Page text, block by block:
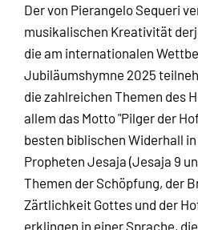
Der von Pierangelo Sequeri
musikalischen Kreativität
die am internationalen
Jubiläumshymne 2025
die zahlreichen Themen des
allem das Motto "Pilger der
besten biblischen Widerhall
Propheten Jesaja (Jesaja 9
Themen der Schöpfung, der
Zärtlichkeit Gottes und der
erklingen in einer Sprache,